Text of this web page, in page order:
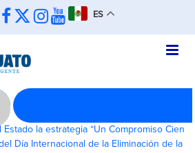
ES
la estrategia “Un Compromiso Cien
Día Internacional de la Eliminación de la